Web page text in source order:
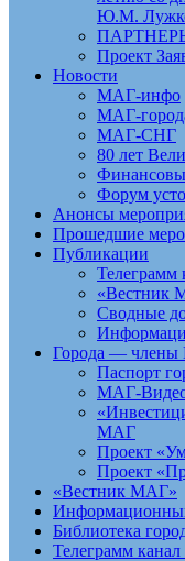
Ю.М.
Проект
Новости
МАГ-инфо
МАГ-
МАГ-СНГ
80 лет
Форум
Анонсы
Прошедшие
Публикации
«Вестник
Сводные
Города —
Паспорт
МАГ-
МАГ
Проект
Проект
«Вестник МАГ»
Библиотека
Телеграмм